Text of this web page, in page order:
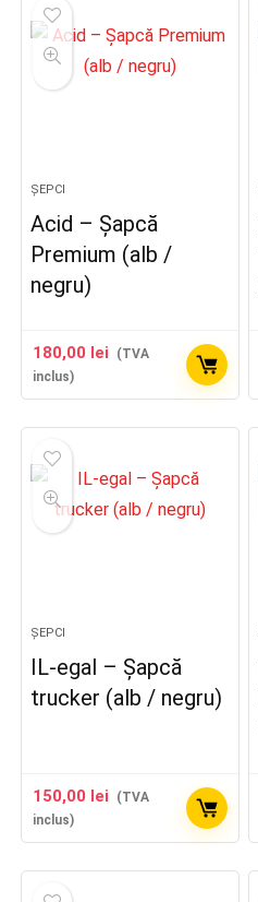
ȘEPCI
Acid – Șapcă
Premium (alb /
negru)
180,00 lei
(TVA
inclus)
ȘEPCI
IL-egal – Șapcă
trucker (alb / negru)
150,00 lei
(TVA
inclus)